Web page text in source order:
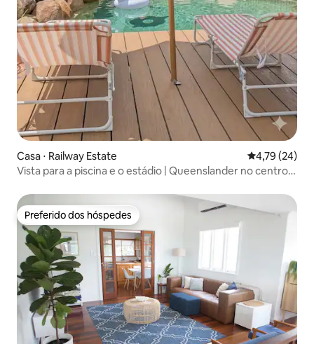
Casa ⋅ Railway Estate 4,79 de uma
4,79 (24)
Vista para a piscina e o estádio | Queenslander no centro
Preferido dos hóspedes
Preferido dos hóspedes